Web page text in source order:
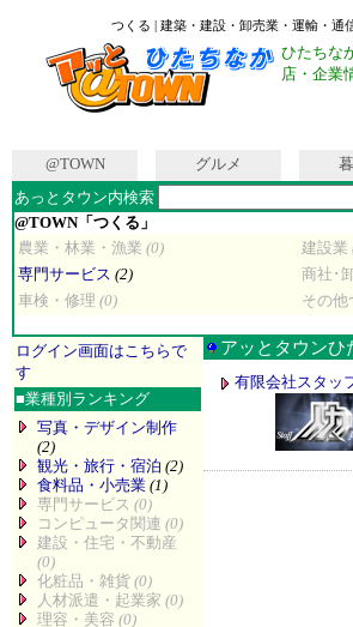
つくる | 建築・建設・卸売業・運輸・通
ひたちな
店・企業
@TOWN グルメ
あっとタウン内検索
@TOWN「つくる」
農業・林業・漁業 (0) 建設業
専門サービス (2) 商社･
車検・修理 (0) その他
ログイン画面はこちらで
す
■業種別ランキング
写真・デザイン制作
(2)
観光・旅行・宿泊 (2)
食料品・小売業 (1)
専門サービス (0)
コンピュータ関連 (0)
建設・住宅・不動産
(0)
化粧品・雑貨 (0)
人材派遣・起業家 (0)
理容・美容 (0)
アッとタウンひ
有限会社スタッ